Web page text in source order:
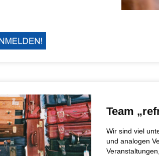
Team
Wir sind viel
und analogen